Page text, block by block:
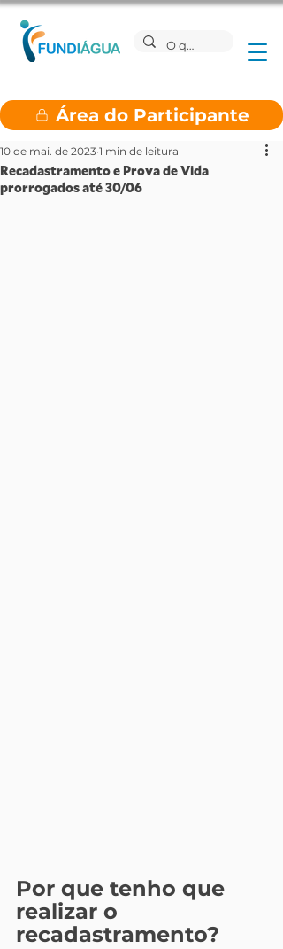
Área do Participante
Recadastramento e Prova de Vida
prorrogados até 30/06
10 de mai. de 2023 1 min de leitura
Por que tenho que
realizar o
recadastramento?